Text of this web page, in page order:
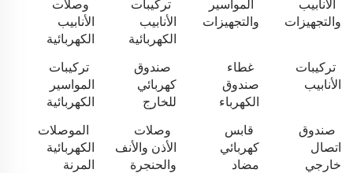
الأنابيب
والتجهيزات
المواسير
والتجهيزات
تركيبات
الأنابيب
الكهربائية
وصلات
الأنابيب
الكهربائية
تركيبات
الأنابيب
غطاء
صندوق
الكهرباء
صندوق
كهربائي
للخارج
تركيبات
المواسير
الكهربائية
صندوق
اتصال
خارجي
قابس
كهربائي
مضاد
وصلات
الأذن والأنف
والحنجرة
الموصلات
الكهربائية
المرنة